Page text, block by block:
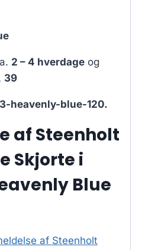
2 – 4 hverdage og
39
heavenly-blue-120.
af Steenholt
Skjorte i
Blue
af Steenholt